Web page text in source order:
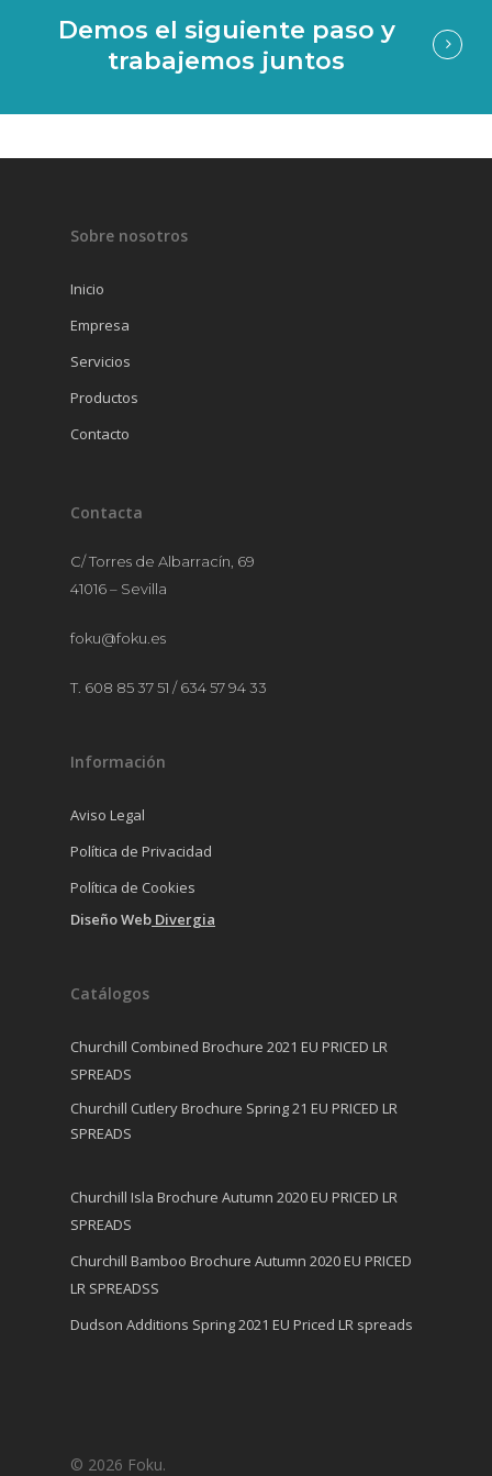
Demos el siguiente paso y
trabajemos juntos
Sobre nosotros
Inicio
Empresa
Servicios
Productos
Contacto
Contacta
C/ Torres de Albarracín, 69
41016 – Sevilla
foku@foku.es
T. 608 85 37 51 / 634 57 94 33
Información
Aviso Legal
Política de Privacidad
Política de Cookies
Diseño Web Divergia
Catálogos
Churchill Combined Brochure 2021 EU PRICED LR
SPREADS
Churchill Cutlery Brochure Spring 21 EU PRICED LR
SPREADS
Churchill Isla Brochure Autumn 2020 EU PRICED LR
SPREADS
Churchill Bamboo Brochure Autumn 2020 EU PRICED
LR SPREADSS
Dudson Additions Spring 2021 EU Priced LR spreads
© 2026 Foku.